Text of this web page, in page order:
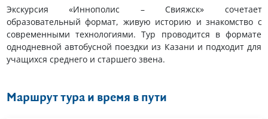
Экскурсия «Иннополис – Свияжск» сочетает
образовательный формат, живую историю и знакомство с
современными технологиями. Тур проводится в формате
однодневной автобусной поездки из Казани и подходит для
учащихся среднего и старшего звена.
Маршрут тура и время в пути